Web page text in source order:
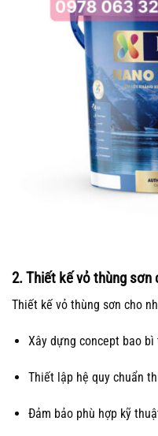
2. Thiết kế vỏ thùng sơn
Thiết kế vỏ thùng sơn cho
Xây dựng concept bao
Thiết lập hệ quy chuẩn
Đảm bảo phù hợp kỹ